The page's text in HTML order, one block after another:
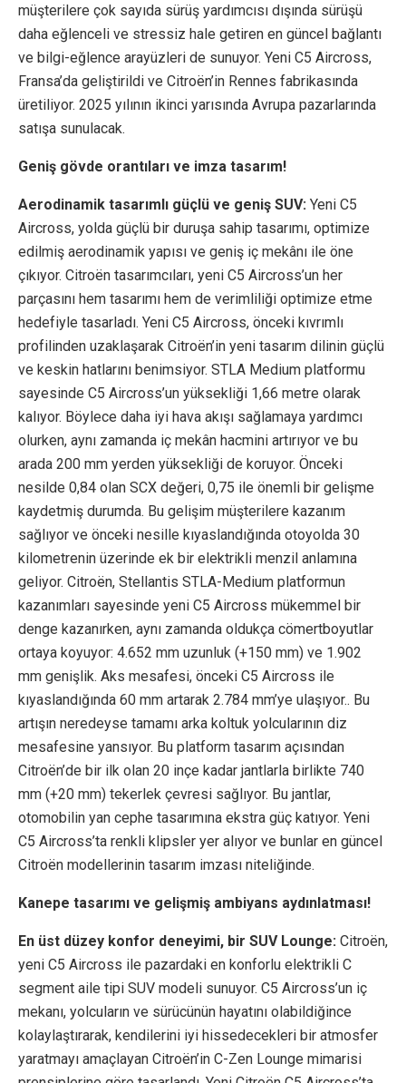
müşterilere çok sayıda sürüş yardımcısı dışında sürüşü
daha eğlenceli ve stressiz hale getiren en güncel bağlantı
ve bilgi-eğlence arayüzleri de sunuyor. Yeni C5 Aircross,
Fransa’da geliştirildi ve Citroën’in Rennes fabrikasında
üretiliyor. 2025 yılının ikinci yarısında Avrupa pazarlarında
satışa sunulacak.
Geniş gövde orantıları ve imza tasarım!
Aerodinamik tasarımlı güçlü ve geniş SUV: Yeni C5
Aircross, yolda güçlü bir duruşa sahip tasarımı, optimize
edilmiş aerodinamik yapısı ve geniş iç mekânı ile öne
çıkıyor. Citroën tasarımcıları, yeni C5 Aircross’un her
parçasını hem tasarımı hem de verimliliği optimize etme
hedefiyle tasarladı. Yeni C5 Aircross, önceki kıvrımlı
profilinden uzaklaşarak Citroën’in yeni tasarım dilinin güçlü
ve keskin hatlarını benimsiyor. STLA Medium platformu
sayesinde C5 Aircross’un yüksekliği 1,66 metre olarak
kalıyor. Böylece daha iyi hava akışı sağlamaya yardımcı
olurken, aynı zamanda iç mekân hacmini artırıyor ve bu
arada 200 mm yerden yüksekliği de koruyor. Önceki
nesilde 0,84 olan SCX değeri, 0,75 ile önemli bir gelişme
kaydetmiş durumda. Bu gelişim müşterilere kazanım
sağlıyor ve önceki nesille kıyaslandığında otoyolda 30
kilometrenin üzerinde ek bir elektrikli menzil anlamına
geliyor. Citroën, Stellantis STLA-Medium platformun
kazanımları sayesinde yeni C5 Aircross mükemmel bir
denge kazanırken, aynı zamanda oldukça cömertboyutlar
ortaya koyuyor: 4.652 mm uzunluk (+150 mm) ve 1.902
mm genişlik. Aks mesafesi, önceki C5 Aircross ile
kıyaslandığında 60 mm artarak 2.784 mm’ye ulaşıyor.. Bu
artışın neredeyse tamamı arka koltuk yolcularının diz
mesafesine yansıyor. Bu platform tasarım açısından
Citroën’de bir ilk olan 20 inçe kadar jantlarla birlikte 740
mm (+20 mm) tekerlek çevresi sağlıyor. Bu jantlar,
otomobilin yan cephe tasarımına ekstra güç katıyor. Yeni
C5 Aircross’ta renkli klipsler yer alıyor ve bunlar en güncel
Citroën modellerinin tasarım imzası niteliğinde.
Kanepe tasarımı ve gelişmiş ambiyans aydınlatması!
En üst düzey konfor deneyimi, bir SUV Lounge: Citroën,
yeni C5 Aircross ile pazardaki en konforlu elektrikli C
segment aile tipi SUV modeli sunuyor. C5 Aircross’un iç
mekanı, yolcuların ve sürücünün hayatını olabildiğince
kolaylaştırarak, kendilerini iyi hissedecekleri bir atmosfer
yaratmayı amaçlayan Citroën’in C-Zen Lounge mimarisi